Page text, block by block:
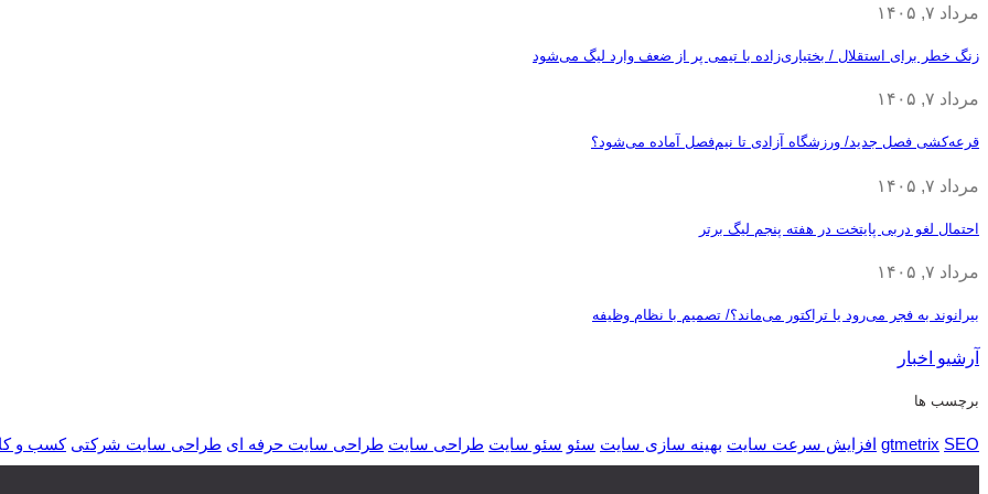
مرداد ۷, ۱۴۰۵
زنگ خطر برای استقلال / بختیاری‌زاده با تیمی پر از ضعف وارد لیگ می‌شود
مرداد ۷, ۱۴۰۵
قرعه‎‌کشی فصل جدید/ ورزشگاه آزادی تا نیم‌فصل آماده می‌شود؟
مرداد ۷, ۱۴۰۵
احتمال لغو دربی پایتخت در هفته پنجم لیگ برتر
مرداد ۷, ۱۴۰۵
بیرانوند به فجر می‌رود یا تراکتور می‌ماند؟/ تصمیم با نظام وظیفه
آرشیو اخبار
برچسب ها
gtmetrix SEO افزایش سرعت سایت بهینه سازی سایت سئو سئو سایت طراحی سایت طراحی سایت حرفه ای طراحی سایت شرکتی کسب و